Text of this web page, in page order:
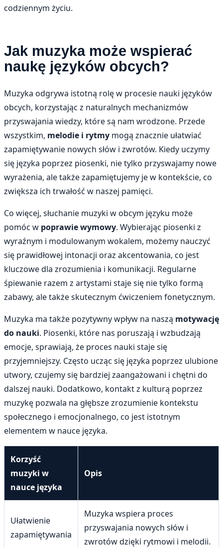
codziennym życiu.
Jak muzyka może wspierać
naukę języków obcych?
Muzyka odgrywa istotną rolę w procesie nauki języków
obcych, korzystając z naturalnych mechanizmów
przyswajania wiedzy, które są nam wrodzone. Przede
wszystkim, melodie i rytmy mogą znacznie ułatwiać
zapamiętywanie nowych słów i zwrotów. Kiedy uczymy
się języka poprzez piosenki, nie tylko przyswajamy nowe
wyrażenia, ale także zapamiętujemy je w kontekście, co
zwiększa ich trwałość w naszej pamięci.
Co więcej, słuchanie muzyki w obcym języku może
pomóc w poprawie wymowy. Wybierając piosenki z
wyraźnym i modulowanym wokalem, możemy nauczyć
się prawidłowej intonacji oraz akcentowania, co jest
kluczowe dla zrozumienia i komunikacji. Regularne
śpiewanie razem z artystami staje się nie tylko formą
zabawy, ale także skutecznym ćwiczeniem fonetycznym.
Muzyka ma także pozytywny wpływ na naszą motywację
do nauki. Piosenki, które nas poruszają i wzbudzają
emocje, sprawiają, że proces nauki staje się
przyjemniejszy. Często ucząc się języka poprzez ulubione
utwory, czujemy się bardziej zaangażowani i chętni do
dalszej nauki. Dodatkowo, kontakt z kulturą poprzez
muzykę pozwala na głębsze zrozumienie kontekstu
społecznego i emocjonalnego, co jest istotnym
elementem w nauce języka.
Korzyść
muzyki w
nauce języka
Opis
Ułatwienie
zapamiętywania
Muzyka wspiera proces
przyswajania nowych słów i
zwrotów dzięki rytmowi i melodii.